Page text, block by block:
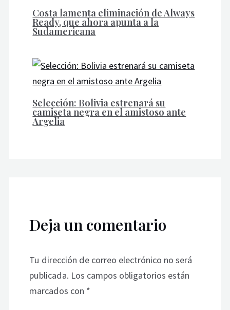
Costa lamenta eliminación de Always
Ready, que ahora apunta a la
Sudamericana
Selección: Bolivia estrenará su
camiseta negra en el amistoso ante
Argelia
Deja un comentario
Tu dirección de correo electrónico no será
publicada. Los campos obligatorios están
marcados con *